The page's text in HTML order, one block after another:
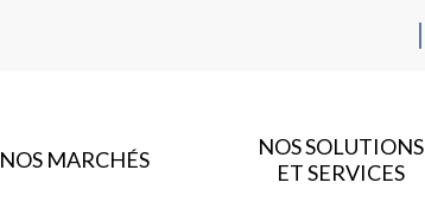
NOS MARCHÉS
NOS SOLUTIONS
ET SERVICES